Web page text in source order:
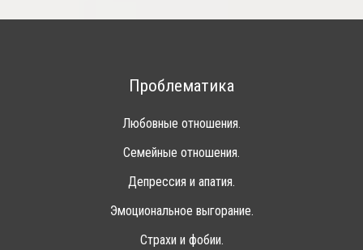
Проблематика
Любовные отношения.
Семейные отношения.
Депрессия и апатия.
Эмоциональное выгорание.
Страхи и фобии.